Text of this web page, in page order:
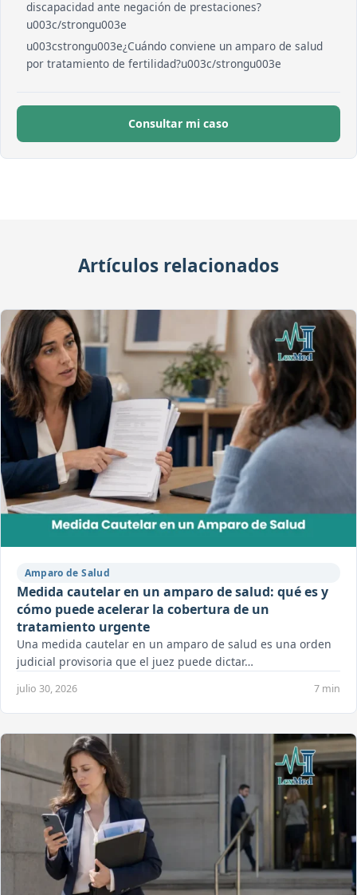
discapacidad ante negación de prestaciones?
u003c/strongu003e
u003cstrongu003e¿Cuándo conviene un amparo de salud
por tratamiento de fertilidad?u003c/strongu003e
Consultar mi caso
Artículos relacionados
Amparo de Salud
Medida cautelar en un amparo de salud: qué es y
cómo puede acelerar la cobertura de un
tratamiento urgente
Una medida cautelar en un amparo de salud es una orden
judicial provisoria que el juez puede dictar…
julio 30, 2026 7 min